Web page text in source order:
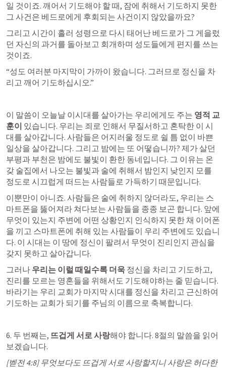
일 것이죠. 깨어서 기도해야 할 때, 잠에 취해서 기도하지 못한
그 사건은 베드로에게 후회되는 사건이지 않았을까요?
그리고 시간이 흘러 성령으로 다시 태어난 베드로가 그 게을렀
던 자신의 과거를 돌아보고 회개하며 성도들에게 편지를 쓰는
것이죠.
“성도 여러분 마지막이 가까이 왔습니다. 그러므로 정신을 차
리고 깨어 기도하십시오.”
이 말씀이 오늘날 이시대를 살아가는 우리에게도 주는 영적 교
훈이 있습니다. 우리는 죄로 인해서 무질서하고 혼탁한 이 시
대를 살아갑니다. 사람들은 어지러울 정도로 쉴 틈 없이 바쁜
일상을 살아갑니다. 그리고 밤에는 또 어떻습니까? 제가 살던
부평과 부천은 밤에도 불빛이 환한 동네입니다. 그 이유는 온
갖 술집에서 나오는 불빛과 술에 취해서 밤인지 낮인지 모를
정도로 시끄럽게 떠드는 사람들로 가득하기 때문입니다.
이뿐만이 아니죠. 사람들은 술에 취하지 않더라도, 우리는 스
마트폰을 뚫어져라 쳐다보는 사람들을 종종 보곤 합니다. 앞에
무엇이 있는지 주변에 어떤 상황인지 인식하지 못한 채 이어폰
을 끼고 스마트폰에 취해 있는 사람들이 우리 주변에도 있습니
다. 이 시대는 이 땅에 정신이 팔려서 무엇이 진리인지 관심을
갖지 못하고 살아갑니다.
그러나 우리는 이럴 때일수록 더욱 정신을 차리고 기도하고,
진리를 모르는 영혼들을 위해서도 기도해야하는 줄 믿습니다.
바라기는 우리 교회가 마지막 시대를 정신을 차리고 근신하여
기도하는 교회가 되기를 주님의 이름으로 축복합니다.
6. 두 번째는, 뜨겁게 서로 사랑해야 합니다. 8절의 말씀을 읽어
보겠습니다.
[벧전 4:8] 무엇보다도 뜨겁게 서로 사랑할지니 사랑은 허다한